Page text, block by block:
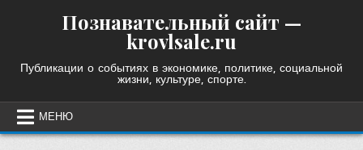
Познавательный сайт —
krovlsale.ru
Публикации о событиях в экономике, политике, социальной
жизни, культуре, спорте.
МЕНЮ